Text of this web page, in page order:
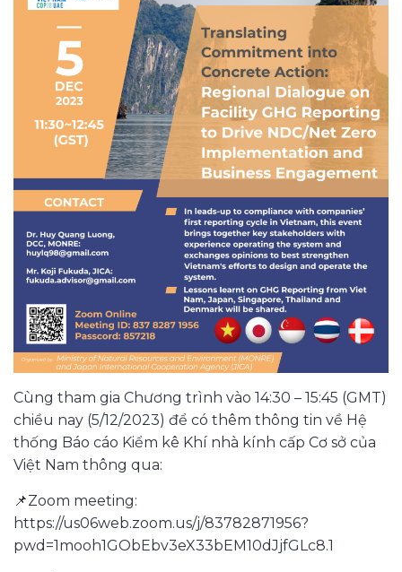
Cùng tham gia Chương trình vào 14:30 – 15:45 (GMT)
chiều nay (5/12/2023) để có thêm thông tin về Hệ
thống Báo cáo Kiểm kê Khí nhà kính cấp Cơ sở của
Việt Nam thông qua:
📌Zoom meeting:
https://us06web.zoom.us/j/83782871956?
pwd=1mooh1GObEbv3eX33bEM10dJjfGLc8.1